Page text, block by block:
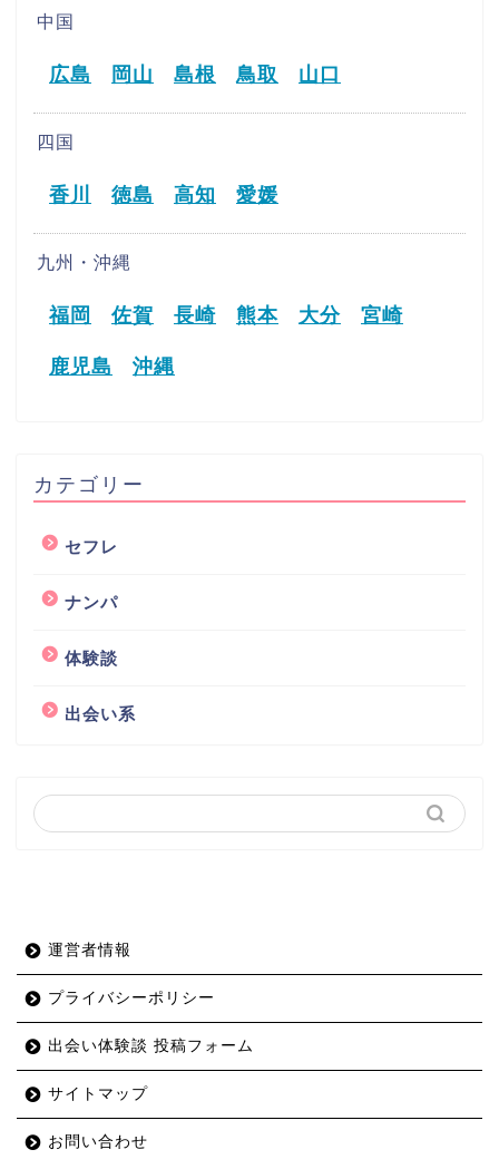
中国
広島 岡山 島根 鳥取 山口
四国
香川 徳島 高知 愛媛
九州・沖縄
福岡 佐賀 長崎 熊本 大分 宮崎
鹿児島 沖縄
カテゴリー
セフレ
ナンパ
体験談
出会い系
運営者情報
プライバシーポリシー
出会い体験談 投稿フォーム
サイトマップ
お問い合わせ